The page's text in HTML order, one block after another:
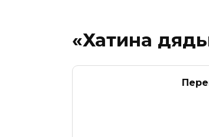
«Хатина